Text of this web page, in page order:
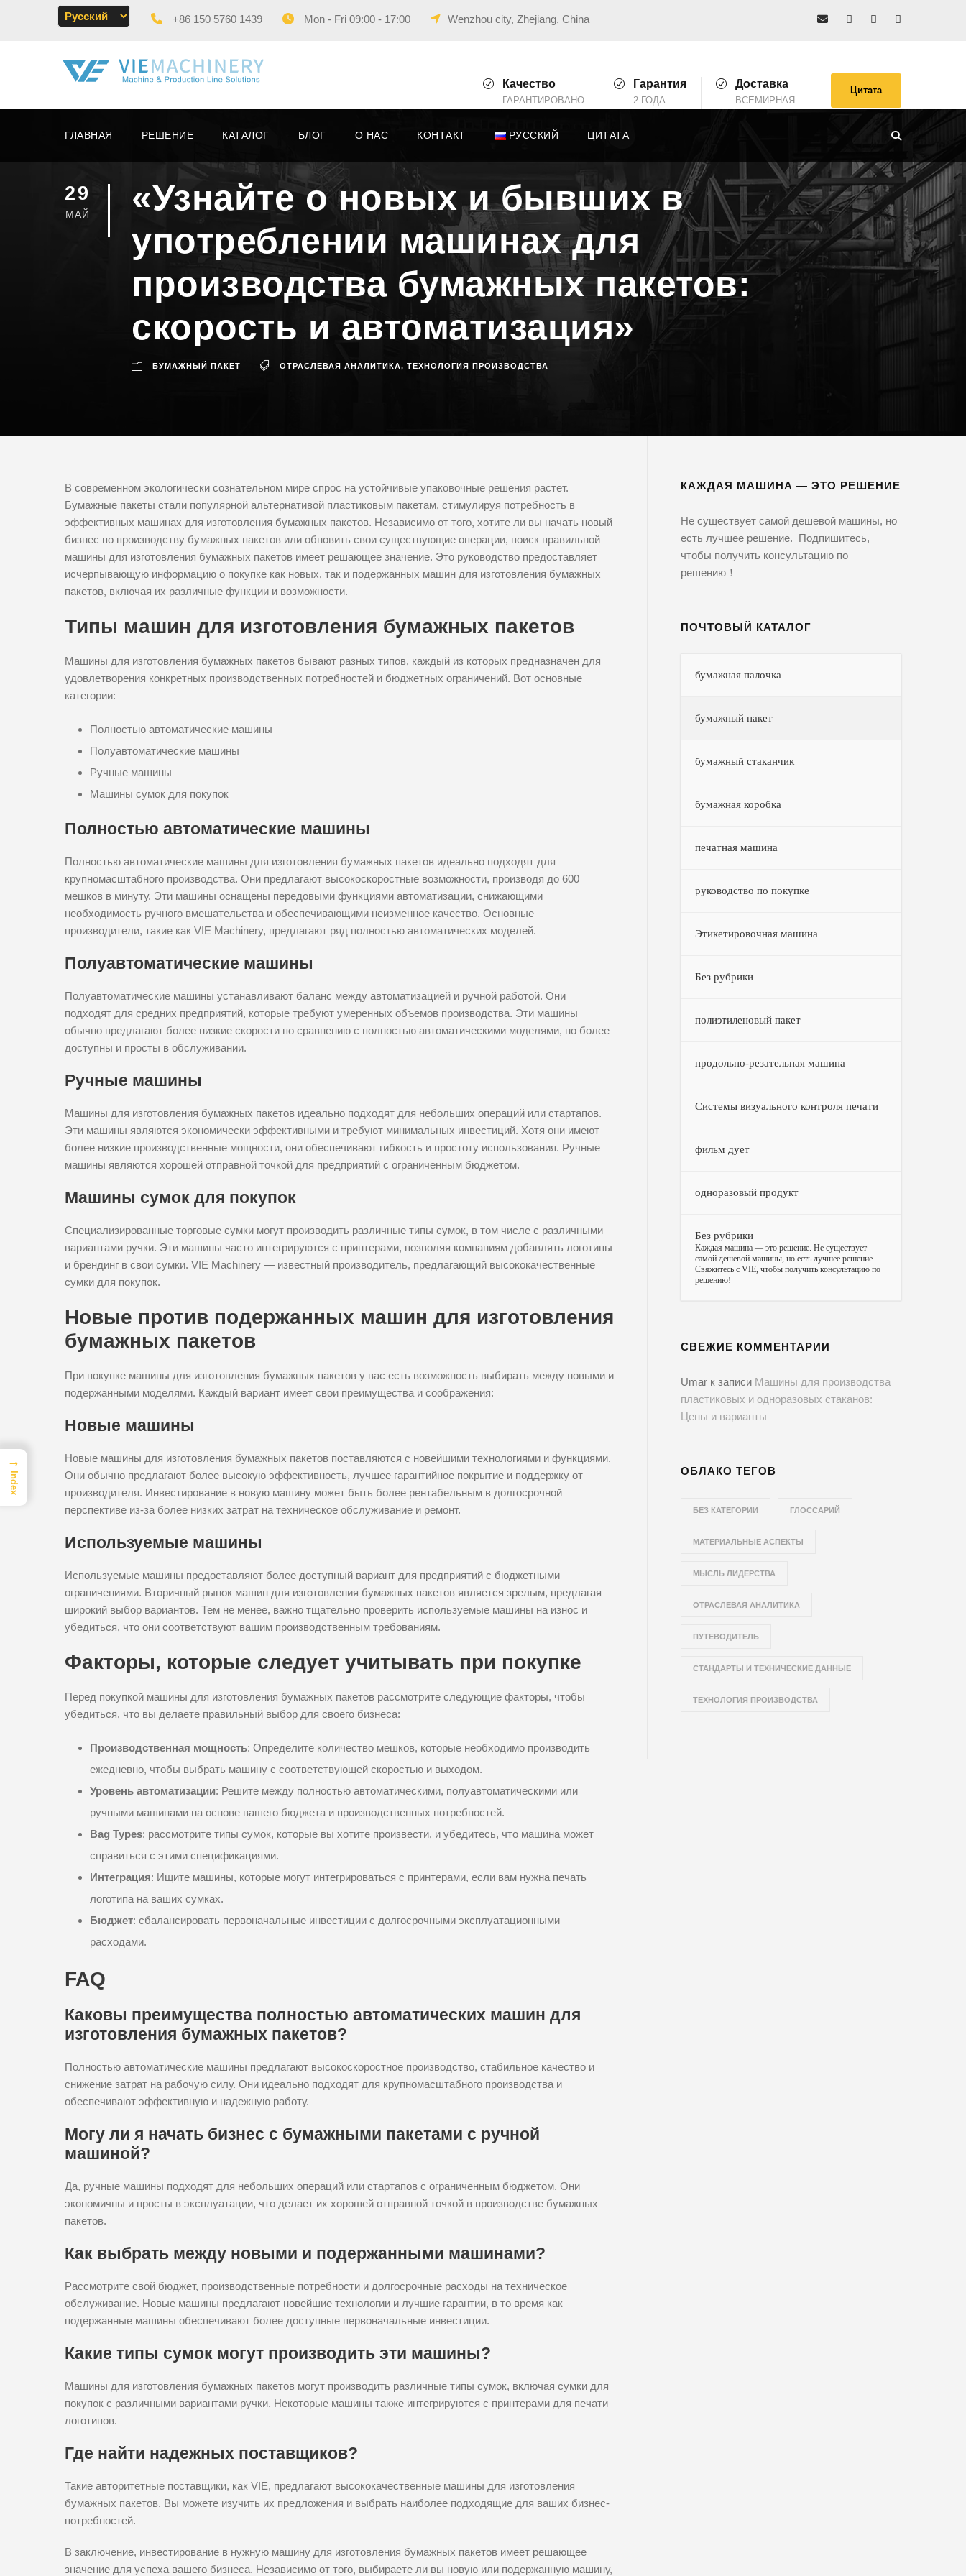
+86 150 5760 1439 Mon - Fri 09:00 - 17:00 Wenzhou city, Zhejiang, China
Качество
ГАРАНТИРОВАНО
Гарантия
2 ГОДА
Доставка
ВСЕМИРНАЯ
Цитата
ГЛАВНАЯ РЕШЕНИЕ КАТАЛОГ БЛОГ О НАС КОНТАКТ РУССКИЙ ЦИТАТА
29
МАЙ
«Узнайте о новых и бывших в
употреблении машинах для
производства бумажных пакетов:
скорость и автоматизация»
БУМАЖНЫЙ ПАКЕТ ОТРАСЛЕВАЯ АНАЛИТИКА, ТЕХНОЛОГИЯ ПРОИЗВОДСТВА
В современном экологически сознательном мире спрос на устойчивые упаковочные решения растет.
Бумажные пакеты стали популярной альтернативой пластиковым пакетам, стимулируя потребность в
эффективных машинах для изготовления бумажных пакетов. Независимо от того, хотите ли вы начать новый
бизнес по производству бумажных пакетов или обновить свои существующие операции, поиск правильной
машины для изготовления бумажных пакетов имеет решающее значение. Это руководство предоставляет
исчерпывающую информацию о покупке как новых, так и подержанных машин для изготовления бумажных
пакетов, включая их различные функции и возможности.
Типы машин для изготовления бумажных пакетов
Машины для изготовления бумажных пакетов бывают разных типов, каждый из которых предназначен для
удовлетворения конкретных производственных потребностей и бюджетных ограничений. Вот основные
категории:
Полностью автоматические машины
Полуавтоматические машины
Ручные машины
Машины сумок для покупок
Полностью автоматические машины
Полностью автоматические машины для изготовления бумажных пакетов идеально подходят для
крупномасштабного производства. Они предлагают высокоскоростные возможности, производя до 600
мешков в минуту. Эти машины оснащены передовыми функциями автоматизации, снижающими
необходимость ручного вмешательства и обеспечивающими неизменное качество. Основные
производители, такие как VIE Machinery, предлагают ряд полностью автоматических моделей.
Полуавтоматические машины
Полуавтоматические машины устанавливают баланс между автоматизацией и ручной работой. Они
подходят для средних предприятий, которые требуют умеренных объемов производства. Эти машины
обычно предлагают более низкие скорости по сравнению с полностью автоматическими моделями, но более
доступны и просты в обслуживании.
Ручные машины
Машины для изготовления бумажных пакетов идеально подходят для небольших операций или стартапов.
Эти машины являются экономически эффективными и требуют минимальных инвестиций. Хотя они имеют
более низкие производственные мощности, они обеспечивают гибкость и простоту использования. Ручные
машины являются хорошей отправной точкой для предприятий с ограниченным бюджетом.
Машины сумок для покупок
Специализированные торговые сумки могут производить различные типы сумок, в том числе с различными
вариантами ручки. Эти машины часто интегрируются с принтерами, позволяя компаниям добавлять логотипы
и брендинг в свои сумки. VIE Machinery — известный производитель, предлагающий высококачественные
сумки для покупок.
Новые против подержанных машин для изготовления
бумажных пакетов
При покупке машины для изготовления бумажных пакетов у вас есть возможность выбирать между новыми и
подержанными моделями. Каждый вариант имеет свои преимущества и соображения:
Новые машины
Новые машины для изготовления бумажных пакетов поставляются с новейшими технологиями и функциями.
Они обычно предлагают более высокую эффективность, лучшее гарантийное покрытие и поддержку от
производителя. Инвестирование в новую машину может быть более рентабельным в долгосрочной
перспективе из-за более низких затрат на техническое обслуживание и ремонт.
Используемые машины
Используемые машины предоставляют более доступный вариант для предприятий с бюджетными
ограничениями. Вторичный рынок машин для изготовления бумажных пакетов является зрелым, предлагая
широкий выбор вариантов. Тем не менее, важно тщательно проверить используемые машины на износ и
убедиться, что они соответствуют вашим производственным требованиям.
Факторы, которые следует учитывать при покупке
Перед покупкой машины для изготовления бумажных пакетов рассмотрите следующие факторы, чтобы
убедиться, что вы делаете правильный выбор для своего бизнеса:
Производственная мощность: Определите количество мешков, которые необходимо производить
ежедневно, чтобы выбрать машину с соответствующей скоростью и выходом.
Уровень автоматизации: Решите между полностью автоматическими, полуавтоматическими или
ручными машинами на основе вашего бюджета и производственных потребностей.
Bag Types: рассмотрите типы сумок, которые вы хотите произвести, и убедитесь, что машина может
справиться с этими спецификациями.
Интеграция: Ищите машины, которые могут интегрироваться с принтерами, если вам нужна печать
логотипа на ваших сумках.
Бюджет: сбалансировать первоначальные инвестиции с долгосрочными эксплуатационными
расходами.
FAQ
Каковы преимущества полностью автоматических машин для
изготовления бумажных пакетов?
Полностью автоматические машины предлагают высокоскоростное производство, стабильное качество и
снижение затрат на рабочую силу. Они идеально подходят для крупномасштабного производства и
обеспечивают эффективную и надежную работу.
Могу ли я начать бизнес с бумажными пакетами с ручной
машиной?
Да, ручные машины подходят для небольших операций или стартапов с ограниченным бюджетом. Они
экономичны и просты в эксплуатации, что делает их хорошей отправной точкой в производстве бумажных
пакетов.
Как выбрать между новыми и подержанными машинами?
Рассмотрите свой бюджет, производственные потребности и долгосрочные расходы на техническое
обслуживание. Новые машины предлагают новейшие технологии и лучшие гарантии, в то время как
подержанные машины обеспечивают более доступные первоначальные инвестиции.
Какие типы сумок могут производить эти машины?
Машины для изготовления бумажных пакетов могут производить различные типы сумок, включая сумки для
покупок с различными вариантами ручки. Некоторые машины также интегрируются с принтерами для печати
логотипов.
Где найти надежных поставщиков?
Такие авторитетные поставщики, как VIE, предлагают высококачественные машины для изготовления
бумажных пакетов. Вы можете изучить их предложения и выбрать наиболее подходящие для ваших бизнес-
потребностей.
В заключение, инвестирование в нужную машину для изготовления бумажных пакетов имеет решающее
значение для успеха вашего бизнеса. Независимо от того, выбираете ли вы новую или подержанную машину,
КАЖДАЯ МАШИНА — ЭТО РЕШЕНИЕ
Не существует самой дешевой машины, но
есть лучшее решение. Подпишитесь,
чтобы получить консультацию по
решению！
ПОЧТОВЫЙ КАТАЛОГ
бумажная палочка
бумажный пакет
бумажный стаканчик
бумажная коробка
печатная машина
руководство по покупке
Этикетировочная машина
Без рубрики
полиэтиленовый пакет
продольно-резательная машина
Системы визуального контроля печати
фильм дует
одноразовый продукт
Без рубрики
–
Каждая машина — это решение. Не существует
самой дешевой машины, но есть лучшее решение.
Свяжитесь с VIE, чтобы получить консультацию по
решению!
СВЕЖИЕ КОММЕНТАРИИ
Umar к записи Машины для производства
пластиковых и одноразовых стаканов:
Цены и варианты
ОБЛАКО ТЕГОВ
БЕЗ КАТЕГОРИИ ГЛОССАРИЙ
МАТЕРИАЛЬНЫЕ АСПЕКТЫ
МЫСЛЬ ЛИДЕРСТВА
ОТРАСЛЕВАЯ АНАЛИТИКА
ПУТЕВОДИТЕЛЬ
СТАНДАРТЫ И ТЕХНИЧЕСКИЕ ДАННЫЕ
ТЕХНОЛОГИЯ ПРОИЗВОДСТВА
→
Index